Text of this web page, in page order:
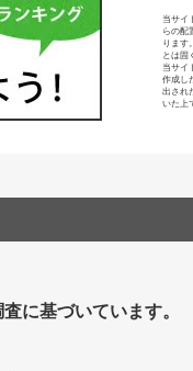
当サイ
らの配
ります
とは固
当サイ
作成し
出され
いた上
に基づいています。